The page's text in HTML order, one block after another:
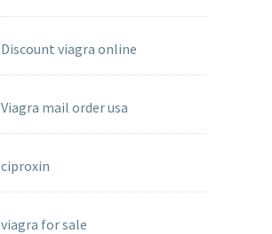
Discount viagra online
Viagra mail order usa
ciproxin
viagra for sale